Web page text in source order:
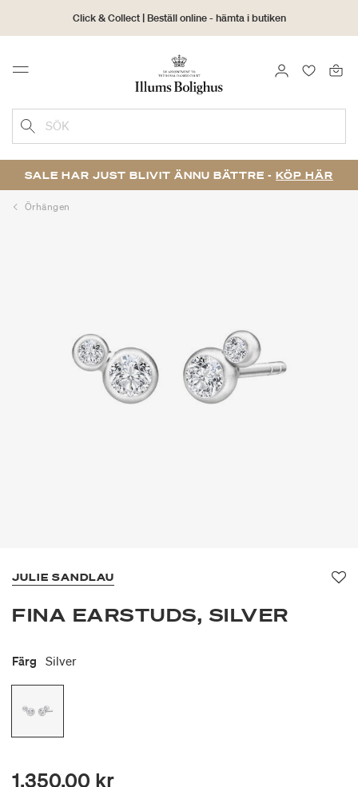
Click & Collect | Beställ online - hämta i butiken
30 dagars returrätt
Menu LOGGA IN
SÖK
SALE HAR JUST BLIVIT ÄNNU BÄTTRE - KÖP HÄR
Örhängen
JULIE SANDLAU
FINA EARSTUDS, SILVER
Färg Silver
1.350,00 kr